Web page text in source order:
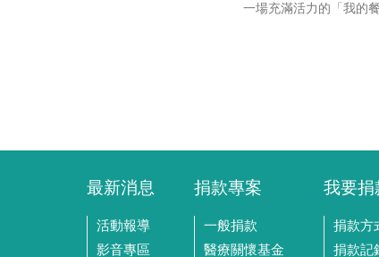
一場充滿活力的「我的
最新消息
活動報導
影音專區
捐款專案
一般捐款
醫療關懷基金
我要捐
捐款方
捐款記